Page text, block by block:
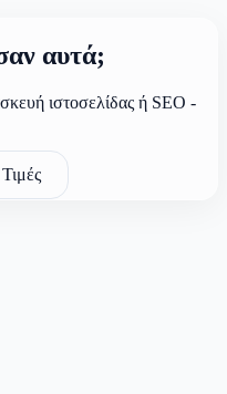
αυτά;
ιστοσελίδας ή SEO -